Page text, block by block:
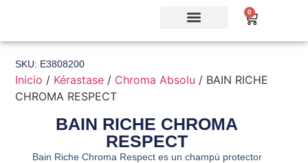
0
SKU: E3808200
Inicio / Kérastase / Chroma Absolu / BAIN RICHE
CHROMA RESPECT
BAIN RICHE CHROMA
RESPECT
Bain Riche Chroma Respect es un champú protector